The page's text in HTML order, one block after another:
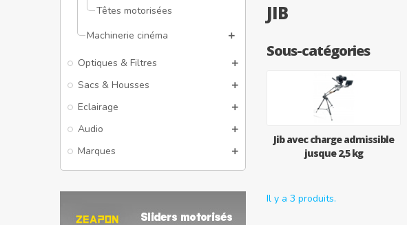
Têtes motorisées
Machinerie cinéma
Optiques & Filtres
Sacs & Housses
Eclairage
Audio
Marques
JIB
Sous-catégories
Jib avec charge admissible
jusque 2,5 kg
Il y a 3 produits.